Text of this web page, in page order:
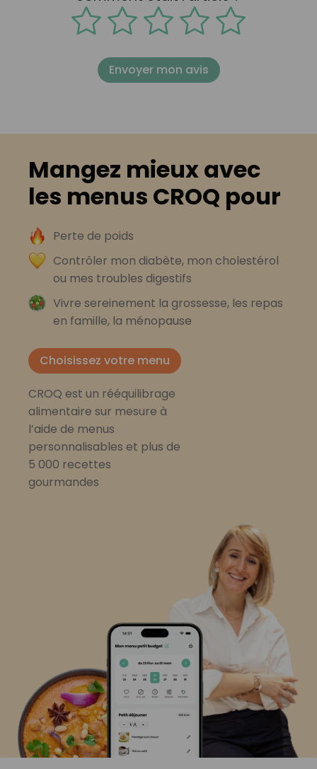
Envoyer mon avis
Mangez mieux avec
les menus CROQ pour
Perte de poids
Contrôler mon diabète, mon cholestérol
ou mes troubles digestifs
Vivre sereinement la grossesse, les repas
en famille, la ménopause
Choisissez votre menu
CROQ est un rééquilibrage
alimentaire sur mesure à
l’aide de menus
personnalisables et plus de
5 000 recettes
gourmandes